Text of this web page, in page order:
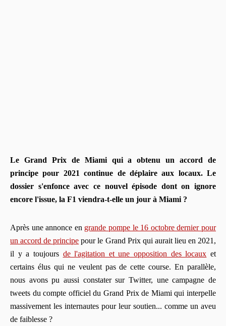
Le Grand Prix de Miami qui a obtenu un accord de
principe pour 2021 continue de déplaire aux locaux. Le
dossier s'enfonce avec ce nouvel épisode dont on ignore
encore l'issue, la F1 viendra-t-elle un jour à Miami ?
Après une annonce en grande pompe le 16 octobre dernier pour
un accord de principe pour le Grand Prix qui aurait lieu en 2021,
il y a toujours de l'agitation et une opposition des locaux et
certains élus qui ne veulent pas de cette course. En parallèle,
nous avons pu aussi constater sur Twitter, une campagne de
tweets du compte officiel du Grand Prix de Miami qui interpelle
massivement les internautes pour leur soutien... comme un aveu
de faiblesse ?